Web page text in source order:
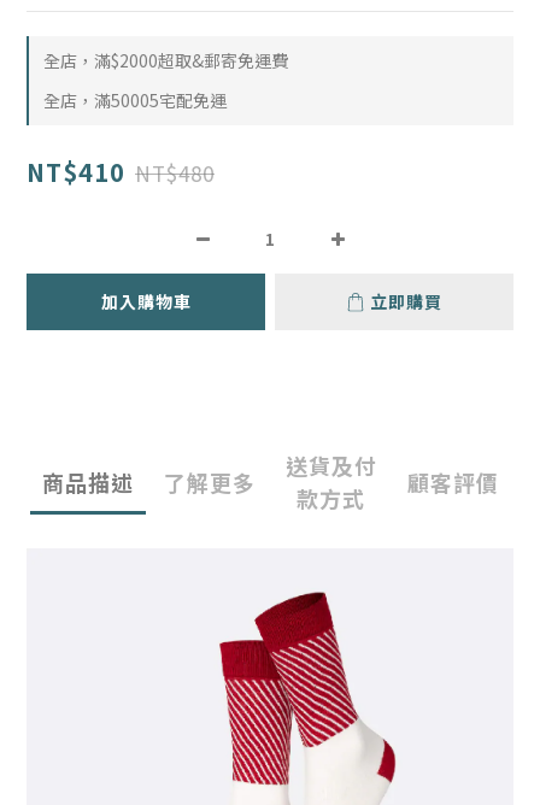
全店，滿$2000超取&郵寄免運費
全店，滿50005宅配免運
NT$410 NT$480
加入購物車 立即購買
商品描述 了解更多
送貨及付
款方式
顧客評價